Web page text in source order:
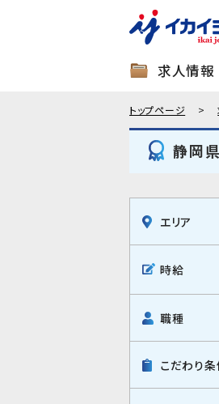
求人情報
トップページ
静岡
エリア
時給
職種
こだわり条